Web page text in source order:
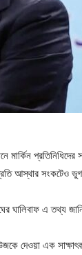
প্রতিনিধিদের
আস্থার সংকটেও
ঘালিবাফ এ তথ্য
দেওয়া এক